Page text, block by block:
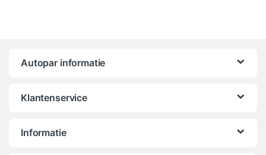
Autopar informatie
Klantenservice
Informatie